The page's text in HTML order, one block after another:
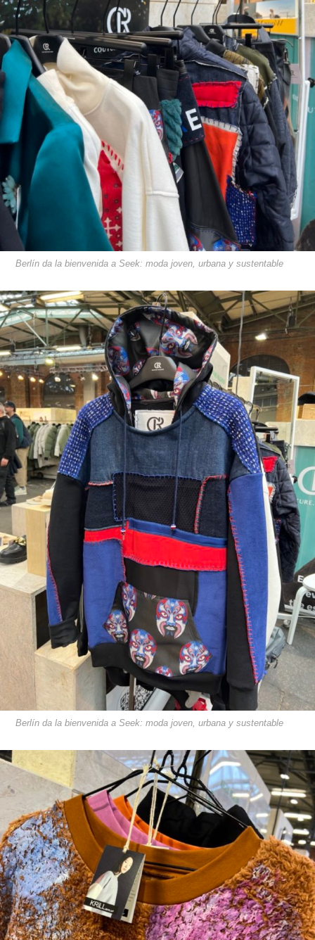
Berlín da la bienvenida a Seek: moda joven, urbana y sustentable
Berlín da la bienvenida a Seek: moda joven, urbana y sustentable